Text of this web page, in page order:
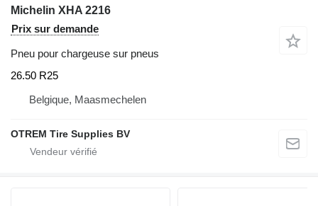
Michelin XHA 2216
Prix sur demande
Pneu pour chargeuse sur pneus
26.50 R25
Belgique, Maasmechelen
OTREM Tire Supplies BV